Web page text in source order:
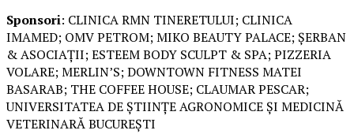
Sponsori: CLINICA RMN TINERETULUI; CLINICA
IMAMED; OMV PETROM; MIKO BEAUTY PALACE; ȘERBAN
& ASOCIAȚII; ESTEEM BODY SCULPT & SPA; PIZZERIA
VOLARE; MERLIN’S; DOWNTOWN FITNESS MATEI
BASARAB; THE COFFEE HOUSE; CLAUMAR PESCAR;
UNIVERSITATEA DE ȘTIINȚE AGRONOMICE ȘI MEDICINĂ
VETERINARĂ BUCUREȘTI